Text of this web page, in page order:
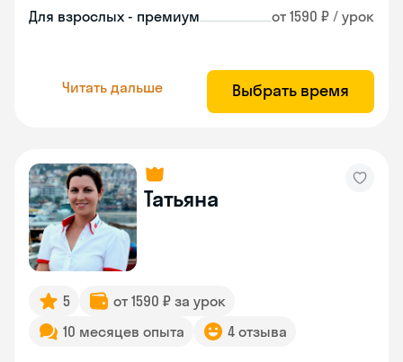
Для взрослых - премиум от 1590 ₽ / урок
Читать дальше Выбрать время
Татьяна
5
от 1590 ₽ за урок
10 месяцев опыта
4 отзыва